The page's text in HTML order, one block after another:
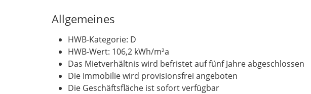
Allgemeines
HWB-Kategorie: D
HWB-Wert: 106,2 kWh/m²a
Das Mietverhältnis wird befristet auf fünf Jahre abgeschlossen
Die Immobilie wird provisionsfrei angeboten
Die Geschäftsfläche ist sofort verfügbar